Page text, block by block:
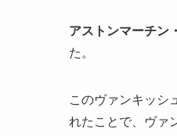
アストンマーチン
た。
このヴァンキッシ
れたことで、ヴァ